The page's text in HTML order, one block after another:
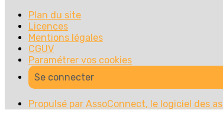
Plan du site
Licences
Mentions légales
CGUV
Paramétrer vos cookies
Se connecter
Propulsé par AssoConnect, le logiciel des